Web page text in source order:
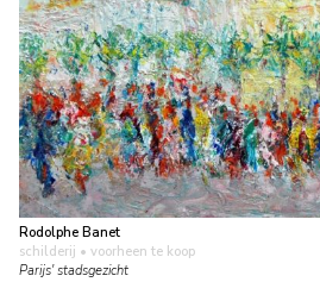
Rodolphe Banet
schilderij • voorheen te koop
Parijs' stadsgezicht